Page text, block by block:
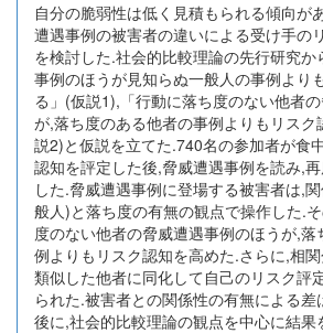
自分の脆弱性は低く見積もられる傾向が
遭遇事例の被害者の違いによる受け手の
を検討した.社会的比較理論の先行研究か
事例のほうが見知らぬ一般人の事例より
る」(仮説1),「行動に落ち度のない他者
が,落ち度のある他者の事例よりもリスク
説2)と仮説を立てた.740名の参加者が食
認知を評定した後,脅威遭遇事例を読み,
した.脅威遭遇事例に登場する被害者は,
般人)と落ち度の有無の観点で操作した.
度のない他者の脅威遭遇事例のほうが,
例よりもリスク認知を高めた.さらに,相
類似した他者に同化して自己のリスク評
られた.被害者との関係性の有無による
後に,社会的比較理論の観点を中心に結果